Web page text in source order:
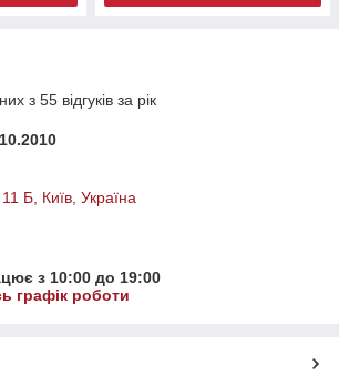
з 55 відгуків за рік
Б, Київ, Україна
з 10:00 до 19:00
графік роботи